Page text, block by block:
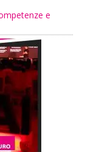
e